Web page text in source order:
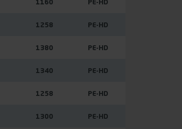
1160 PE-HD
1258 PE-HD
1380 PE-HD
1340 PE-HD
1258 PE-HD
1300 PE-HD